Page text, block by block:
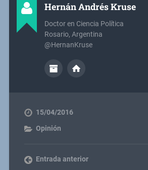
Hernán Andrés Kruse
Doctor en Ciencia Política
Rosario, Argentina
@HernanKruse
15/04/2016
Opinión
Entrada anterior